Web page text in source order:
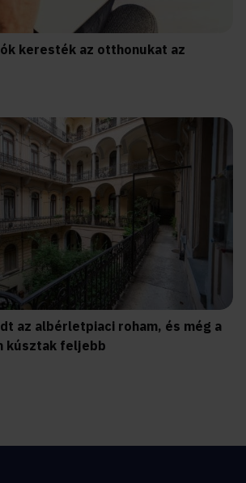
keresték az otthonukat az
az albérletpiaci roham, és még a
kúsztak feljebb